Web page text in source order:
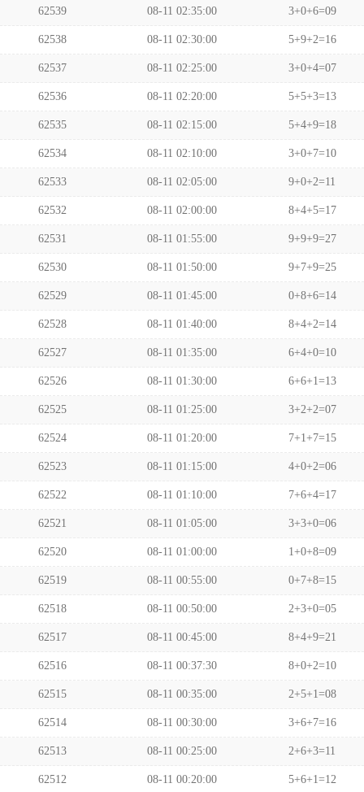
62539 08-11 02:35:00 3+0+6=09
62538 08-11 02:30:00 5+9+2=16
62537 08-11 02:25:00 3+0+4=07
62536 08-11 02:20:00 5+5+3=13
62535 08-11 02:15:00 5+4+9=18
62534 08-11 02:10:00 3+0+7=10
62533 08-11 02:05:00 9+0+2=11
62532 08-11 02:00:00 8+4+5=17
62531 08-11 01:55:00 9+9+9=27
62530 08-11 01:50:00 9+7+9=25
62529 08-11 01:45:00 0+8+6=14
62528 08-11 01:40:00 8+4+2=14
62527 08-11 01:35:00 6+4+0=10
62526 08-11 01:30:00 6+6+1=13
62525 08-11 01:25:00 3+2+2=07
62524 08-11 01:20:00 7+1+7=15
62523 08-11 01:15:00 4+0+2=06
62522 08-11 01:10:00 7+6+4=17
62521 08-11 01:05:00 3+3+0=06
62520 08-11 01:00:00 1+0+8=09
62519 08-11 00:55:00 0+7+8=15
62518 08-11 00:50:00 2+3+0=05
62517 08-11 00:45:00 8+4+9=21
62516 08-11 00:37:30 8+0+2=10
62515 08-11 00:35:00 2+5+1=08
62514 08-11 00:30:00 3+6+7=16
62513 08-11 00:25:00 2+6+3=11
62512 08-11 00:20:00 5+6+1=12